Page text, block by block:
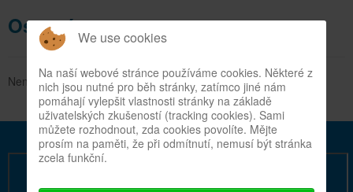
Ostatní
Nenadálé události
We use cookies
Na naší webové stránce používáme cookies. Některé z
nich jsou nutné pro běh stránky, zatímco jiné nám
pomáhají vylepšit vlastnosti stránky na základě
uživatelských zkušeností (tracking cookies). Sami
můžete rozhodnout, zda cookies povolíte. Mějte
prosím na paměti, že při odmítnutí, nemusí být stránka
zcela funkční.